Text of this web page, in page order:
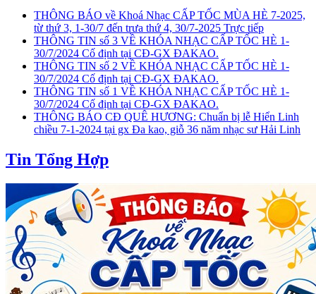
THÔNG BÁO về Khoá Nhạc CẤP TỐC MÙA HÈ 7-2025,
từ thứ 3, 1-30/7 đến trưa thứ 4, 30/7-2025 Trực tiếp
THÔNG TIN số 3 VỀ KHÓA NHẠC CẤP TỐC HÈ 1-
30/7/2024 Cố định tại CĐ-GX ĐAKAO.
THÔNG TIN số 2 VỀ KHÓA NHẠC CẤP TỐC HÈ 1-
30/7/2024 Cố định tại CĐ-GX ĐAKAO.
THÔNG TIN số 1 VỀ KHÓA NHẠC CẤP TỐC HÈ 1-
30/7/2024 Cố định tại CĐ-GX ĐAKAO.
THÔNG BÁO CĐ QUÊ HƯƠNG: Chuẩn bị lễ Hiển Linh
chiều 7-1-2024 tại gx Đa kao, giỗ 36 năm nhạc sư Hải Linh
Tin Tổng Hợp